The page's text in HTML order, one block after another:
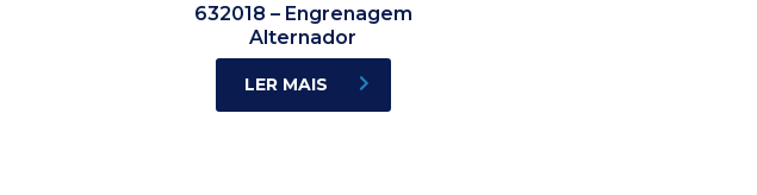
632018 – Engrenagem
Alternador
LER MAIS